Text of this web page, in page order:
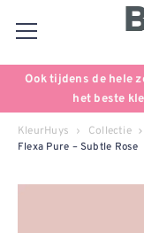
Ook tijdens de hele
het beste
KleurHuys Collectie
Flexa Pure – Subtle Rose